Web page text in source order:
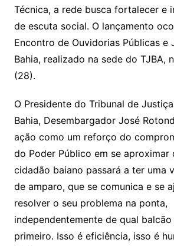
Técnica, a rede busca fortalecer e
de escuta social. O lançamento
Encontro de Ouvidorias Públicas e
Bahia, realizado na sede do TJBA,
(28).
O Presidente do Tribunal de
Bahia, Desembargador José
ação como um reforço do
do Poder Público em se aproximar
cidadão baiano passará a ter uma
de amparo, que se comunica e se
resolver o seu problema na ponta,
independentemente de qual
primeiro. Isso é eficiência, isso é